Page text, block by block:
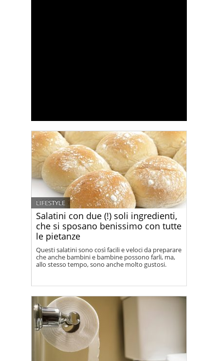
Salatini con due (!) soli ingredienti,
che si sposano benissimo con tutte
le pietanze
LIFESTYLE
Questi salatini sono così facili e veloci da preparare
che anche bambini e bambine possono farli, ma,
allo stesso tempo, sono anche molto gustosi.